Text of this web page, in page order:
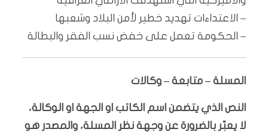
– الاعتداءات تهديد خطير لأمن البلاد وشعبها
– الحكومة تعمل على خفض نسب الفقر والبطالة
المسلة – متابعة – وكالات
النص الذي يتضمن اسم الكاتب او الجهة او الوكالة،
لا يعبّر بالضرورة عن وجهة نظر المسلة، والمصدر هو